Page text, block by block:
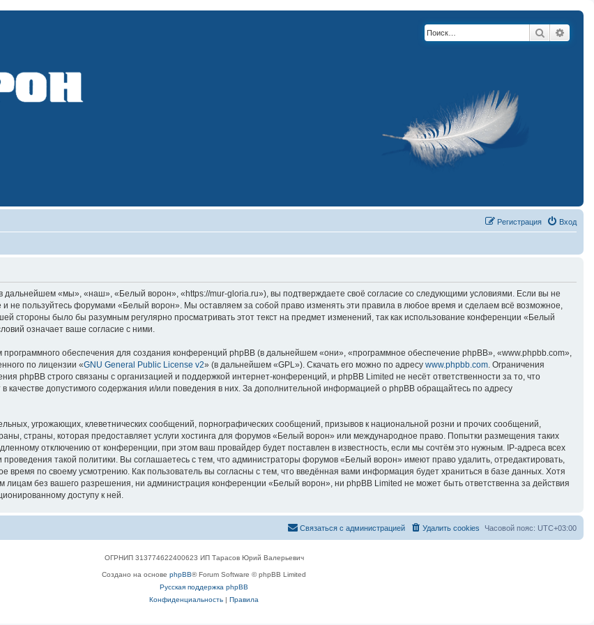
Поиск
Вход
Регистрация
«мы», «наш», «Белый ворон», «https://mur-gloria.ru»), вы подтверждаете своё согласие со следующими условиями. Если вы не
и не пользуйтесь форумами «Белый ворон». Мы оставляем за собой право изменять эти правила в любое время и сделаем всё возможное,
стороны было бы разумным регулярно просматривать этот текст на предмет изменений, так как использование конференции «Белый
означает ваше согласие с ними.
обеспечения для создания конференций phpBB (в дальнейшем «они», «программное обеспечение phpBB», «www.phpbb.com»,
по лицензии «GNU General Public License v2» (в дальнейшем «GPL»). Скачать его можно по адресуwww.phpbb.com . Ограничения
phpBB строго связаны с организацией и поддержкой интернет-конференций, и phpBB Limited не несёт ответственности за то, что
качестве допустимого содержания и/или поведения в них. За дополнительной информацией о phpBB обращайтесь по адресу
угрожающих, клеветнических сообщений, порнографических сообщений, призывов к национальной розни и прочих сообщений,
страны, которая предоставляет услуги хостинга для форумов «Белый ворон» или международное право. Попытки размещения таких
отключению от конференции, при этом ваш провайдер будет поставлен в известность, если мы сочтём это нужным. IP-адреса всех
такой политики. Вы соглашаетесь с тем, что администраторы форумов «Белый ворон» имеют право удалить, отредактировать,
время по своему усмотрению. Как пользователь вы согласны с тем, что введённая вами информация будет храниться в базе данных. Хотя
лицам без вашего разрешения, ни администрация конференции «Белый ворон», ни phpBB Limited не может быть ответственна за действия
доступу к ней.
Часовой пояс: UTC+03:00
Удалить cookies
Связаться с администрацией
ОГРНИП 313774622400623 ИП Тарасов Юрий Валерьевич
Создано на основеphpBB® Forum Software © phpBB Limited
Русская поддержка phpBB
Конфиденциальность |Правила